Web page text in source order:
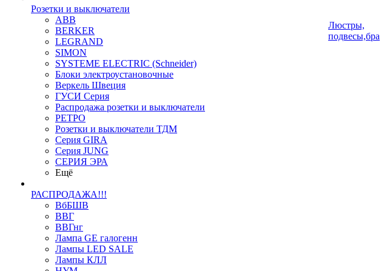
Розетки и выключатели
ABB
BERKER
LEGRAND
SIMON
SYSTEME ELECTRIC (Schneider)
Блоки электроустановочные
Веркель Швеция
ГУСИ Серия
Распродажа розетки и выключатели
РЕТРО
Розетки и выключатели ТДМ
Серия GIRA
Серия JUNG
СЕРИЯ ЭРА
Ещё
РАСПРОДАЖА!!!
ВбБШВ
ВВГ
ВВГнг
Лампа GE галогенн
Лампы LED SALE
Лампы КЛЛ
Люстры,
подвесы,бра